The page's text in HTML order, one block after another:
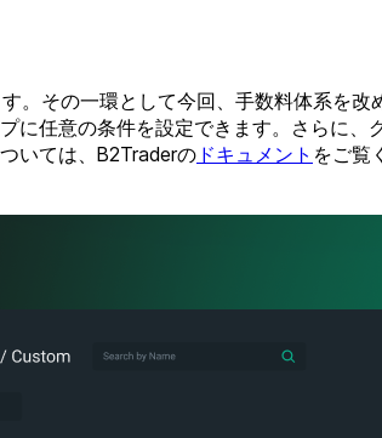
。その一環として今回、手数料体系を
に任意の条件を設定できます。さらに
いては、B2Traderの ドキュメント をご覧